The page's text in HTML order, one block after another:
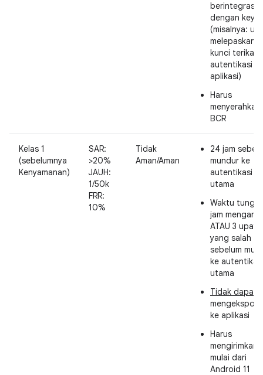
berintegrasi
dengan
(misalnya:
melepaskan
kunci terikat
autentikasi
aplikasi)
Harus
menyerahkan
BCR
Kelas 1
(sebelumnya
Kenyamanan)
SAR:
>20%
JAUH:
1/50k
FRR:
10%
Tidak
Aman/Aman
24 jam
mundur ke
autentikasi
utama
Waktu
jam
ATAU 3 upaya
yang salah
sebelum
ke autentikasi
utama
Tidak dapat
mengekspos
ke aplikasi
Harus
mengirimkan
mulai dari
Android 11